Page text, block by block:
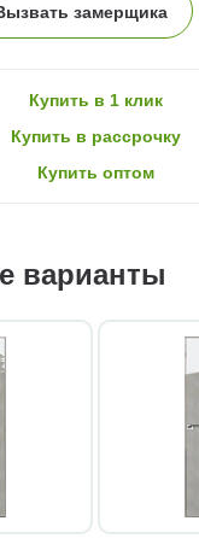
замерщика
Купить в 1 клик
Купить в рассрочку
Купить оптом
варианты